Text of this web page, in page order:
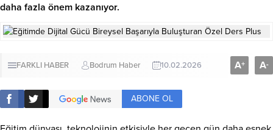
daha fazla önem kazanıyor.
FARKLI HABER Bodrum Haber 10.02.2026 A+ A-
ABONE OL